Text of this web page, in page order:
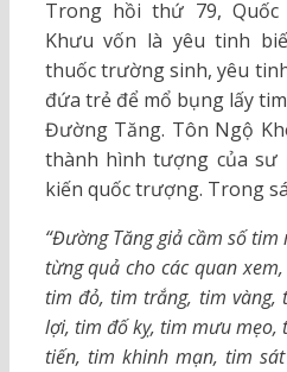
Trong hồi thứ 79,
Khưu vốn là yêu tinh
thuốc trường sinh, yêu
đứa trẻ để mổ bụng lấy
Đường Tăng. Tôn Ngộ
thành hình tượng của sư
kiến quốc trượng. Trong
“Đường Tăng giả cầm số
từng quả cho các quan
tim đỏ, tim trắng, tim
lợi, tim đố kỵ, tim mưu mẹo,
tiến, tim khinh mạn, tim